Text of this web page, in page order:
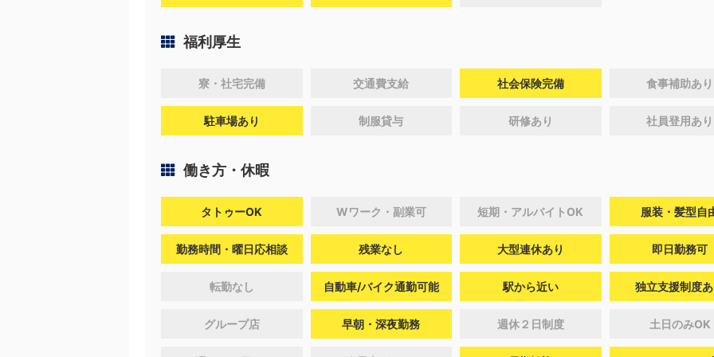
福利厚生
寮・社宅完備 交通費支給 社会保険完備 食事補助あり
駐車場あり 制服貸与 研修あり 社員登用あり
働き方・休暇
タトゥーOK Wワーク・副業可 短期・アルバイトOK 服装・髪型自
勤務時間・曜日応相談 残業なし 大型連休あり 即日勤務可
転勤なし 自動車/バイク通勤可能 駅から近い 独立支援制度
グループ店 早朝・深夜勤務 週休２日制度 土日のみOK